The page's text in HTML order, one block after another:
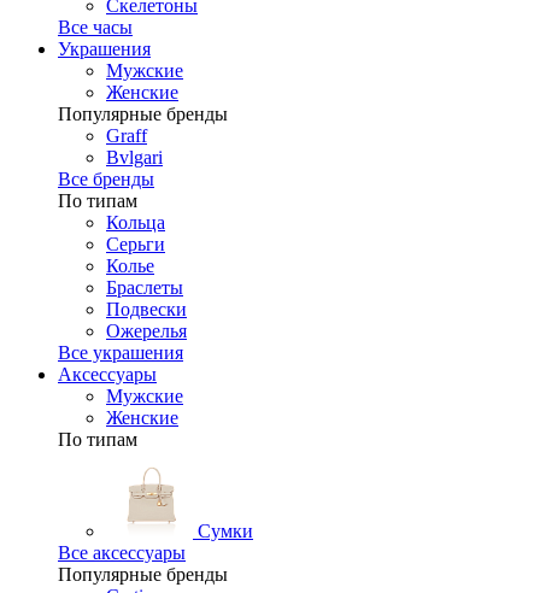
Скелетоны
Все часы
Украшения
Мужские
Женские
Популярные бренды
Graff
Bvlgari
Все бренды
По типам
Кольца
Серьги
Колье
Браслеты
Подвески
Ожерелья
Все украшения
Аксессуары
Мужские
Женские
По типам
Сумки
Все аксессуары
Популярные бренды